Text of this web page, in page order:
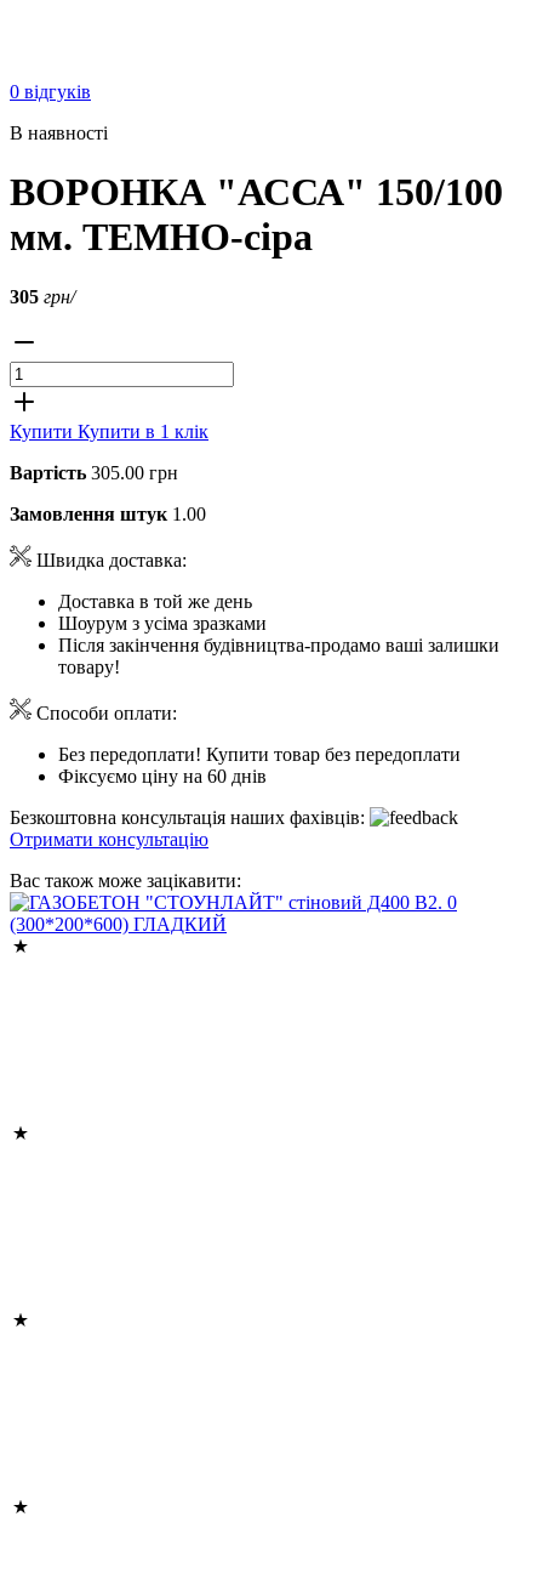
0 відгуків
В наявності
ВОРОНКА "АССА" 150/100
мм. ТЕМНО-сіра
305 грн/
Купити Купити в 1 клік
Вартість 305.00 грн
Замовлення штук 1.00
Швидка доставка:
Доставка в той же день
Шоурум з усіма зразками
Після закінчення будівництва-продамо ваші залишки
товару!
Способи оплати:
Без передоплати! Купити товар без передоплати
Фіксуємо ціну на 60 днів
Безкоштовна консультація наших фахівців:
Отримати консультацію
Вас також може зацікавити: